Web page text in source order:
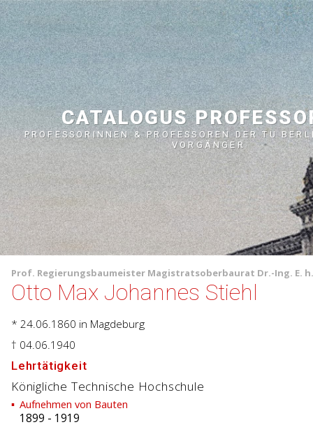
CATALOGUS
PROFESSORINNEN & PROFESSOREN DER TU
VORGÄNGER
Prof. Regierungsbaumeister Magistratsoberbaurat Dr.-Ing. E. h.
Otto Max Johannes Stiehl
* 24.06.1860 in Magdeburg
† 04.06.1940
Lehrtätigkeit
Königliche Technische Hochschule
Aufnehmen von Bauten
1899 - 1919